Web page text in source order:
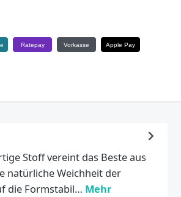
Ratepay Vorkasse Apple Pay
Stoff vereint das Beste aus
natürliche Weichheit der
die Formstabil… Mehr